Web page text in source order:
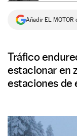
Añadir EL MOTOR
Tráfico
estacionar en
estaciones de